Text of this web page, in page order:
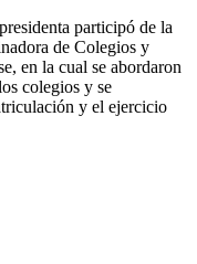
participó de la
de Colegios y
en la cual se abordaron
colegios y se
y el ejercicio